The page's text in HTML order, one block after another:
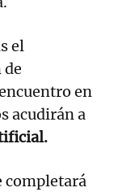
el
en
acudirán a
completará